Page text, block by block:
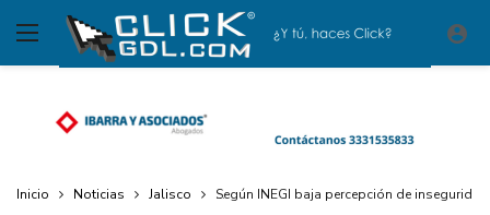
Inicio Noticias Jalisco Según INEGI baja percepción de